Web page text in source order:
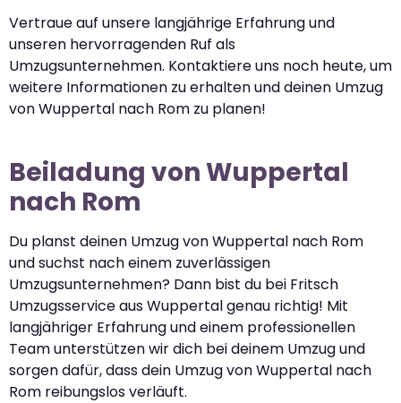
Vertraue auf unsere langjährige Erfahrung und
unseren hervorragenden Ruf als
Umzugsunternehmen. Kontaktiere uns noch heute, um
weitere Informationen zu erhalten und deinen Umzug
von Wuppertal nach Rom zu planen!
Beiladung von Wuppertal
nach Rom
Du planst deinen Umzug von Wuppertal nach Rom
und suchst nach einem zuverlässigen
Umzugsunternehmen? Dann bist du bei Fritsch
Umzugsservice aus Wuppertal genau richtig! Mit
langjähriger Erfahrung und einem professionellen
Team unterstützen wir dich bei deinem Umzug und
sorgen dafür, dass dein Umzug von Wuppertal nach
Rom reibungslos verläuft.